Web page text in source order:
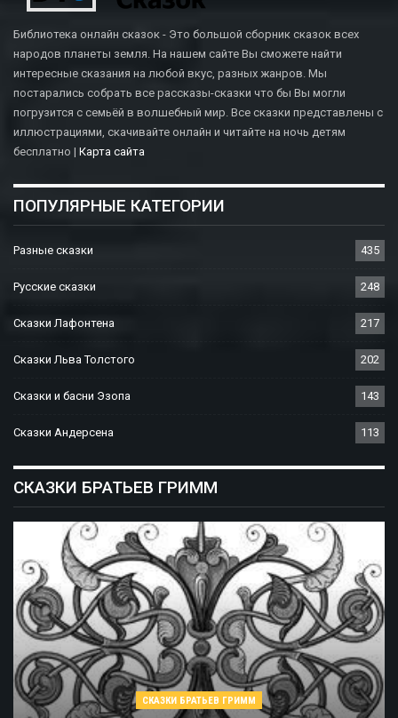
Библиотека онлайн сказок - Это большой сборник сказок всех
народов планеты земля. На нашем сайте Вы сможете найти
интересные сказания на любой вкус, разных жанров. Мы
постарались собрать все рассказы-сказки что бы Вы могли
погрузится с семьёй в волшебный мир. Все сказки представлены с
иллюстрациями, скачивайте онлайн и читайте на ночь детям
бесплатно | Карта сайта
ПОПУЛЯРНЫЕ КАТЕГОРИИ
Разные сказки 435
Русские сказки 248
Сказки Лафонтена 217
Сказки Льва Толстого 202
Сказки и басни Эзопа 143
Сказки Андерсена 113
СКАЗКИ БРАТЬЕВ ГРИММ
СКАЗКИ БРАТЬЕВ ГРИММ